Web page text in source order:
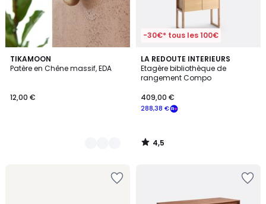
TIKAMOON
Patère en Chêne massif, EDA
12,00 €
2
Couleurs
-30€* tous les 100€
LA REDOUTE INTERIEURS
Etagère bibliothèque de
rangement Compo
288,38 €
409,00 €
4,5
/ 5
4,5
/